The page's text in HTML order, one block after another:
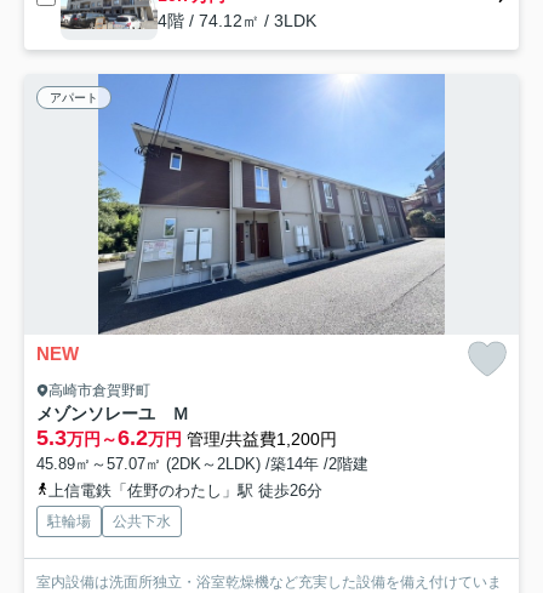
4階 / 74.12㎡ / 3LDK
アパート
NEW
高崎市倉賀野町
メゾンソレーユ Ｍ
5.3万円～6.2万円 管理/共益費1,200円
45.89㎡～57.07㎡ (2DK～2LDK) /築14年 /2階建
上信電鉄「佐野のわたし」駅 徒歩26分
駐輪場 公共下水
室内設備は洗面所独立・浴室乾燥機など充実した設備を備え付けていま